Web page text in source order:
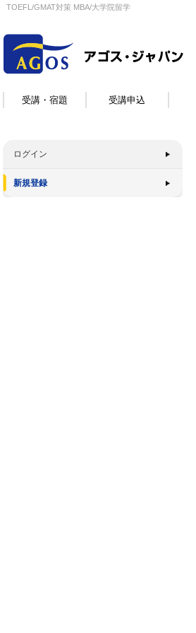
TOEFL/GMAT対策 MBA/大学院留学
受講・宿題 受講申込
ログイン
新規登録